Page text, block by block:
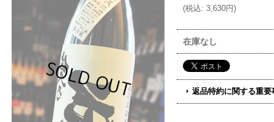
(税込: 3,630円)
在庫なし
返品特約に関する重要